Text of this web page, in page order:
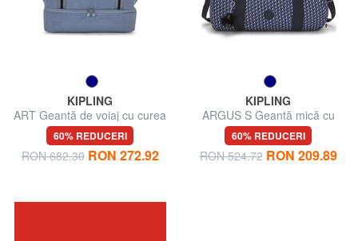
KIPLING
ART Geantă de voiaj cu curea
de umăr
60% REDUCERI
RON 682.30 RON 272.92
KIPLING
ARGUS S Geantă mică cu
curea de umăr
60% REDUCERI
RON 524.72 RON 209.89